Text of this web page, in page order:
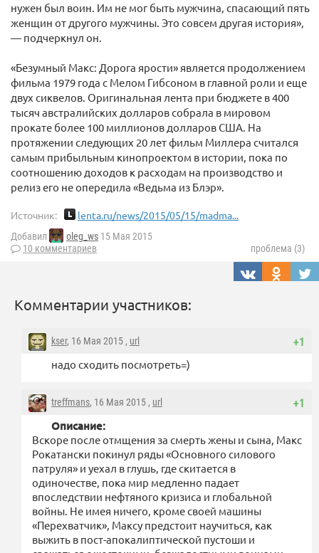
нужен был воин. Им не мог быть мужчина, спасающий пять
женщин от другого мужчины. Это совсем другая история»,
— подчеркнул он.
«Безумный Макс: Дорога ярости» является продолжением
фильма 1979 года с Мелом Гибсоном в главной роли и еще
двух сиквелов. Оригинальная лента при бюджете в 400
тысяч австралийских долларов собрала в мировом
прокате более 100 миллионов долларов США. На
протяжении следующих 20 лет фильм Миллера считался
самым прибыльным кинопроектом в истории, пока по
соотношению доходов к расходам на производство и
релиз его не опередила «Ведьма из Блэр».
Источник: lenta.ru/news/2015/05/15/madma...
Добавил oleg_ws 15 Мая 2015
10 комментариев
проблема (3)
Комментарии участников:
+1
kser, 16 Мая 2015 , url
надо сходить посмотреть=)
+1
treffmans, 16 Мая 2015 , url
Описание:
Вскоре после отмщения за смерть жены и сына, Макс
Рокатански покинул ряды «Основного силового
патруля» и уехал в глушь, где скитается в
одиночестве, пока мир медленно падает
впоследствии нефтяного кризиса и глобальной
войны. Не имея ничего, кроме своей машины
«Перехватчик», Максу предстоит научиться, как
выжить в пост-апокалиптической пустоши и